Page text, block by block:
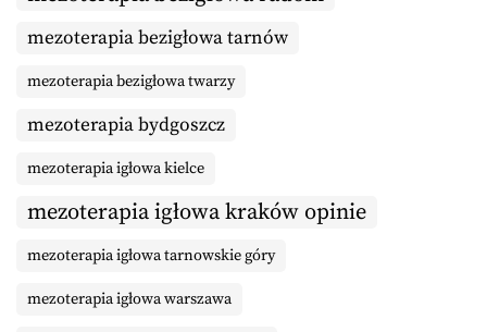
mezoterapia bezigłowa tarnów
mezoterapia bezigłowa twarzy
mezoterapia bydgoszcz
mezoterapia igłowa kielce
mezoterapia igłowa kraków opinie
mezoterapia igłowa tarnowskie góry
mezoterapia igłowa warszawa